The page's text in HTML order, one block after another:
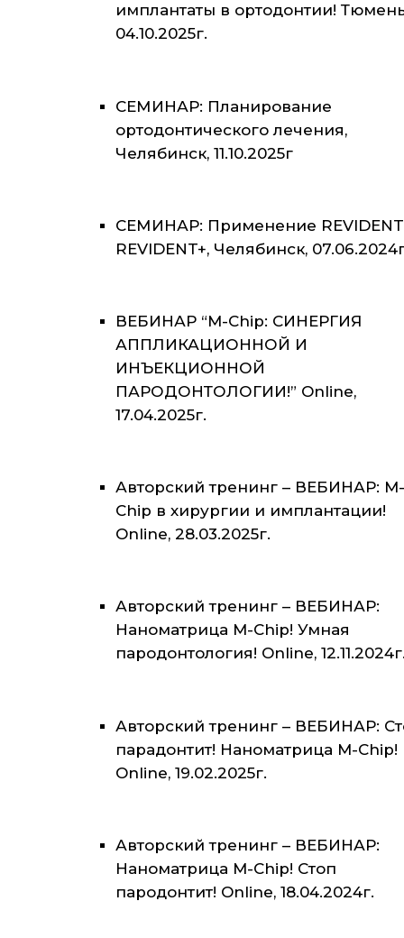
имплантаты в ортодонтии!
04.10.2025г.
СЕМИНАР: Планирование
ортодонтического лечения,
Челябинск, 11.10.2025г
СЕМИНАР: Применение
REVIDENT+, Челябинск,
ВЕБИНАР “M-Chip: СИНЕРГИЯ
АППЛИКАЦИОННОЙ И
ИНЪЕКЦИОННОЙ
ПАРОДОНТОЛОГИИ!” Online,
17.04.2025г.
Авторский тренинг – ВЕБИНАР: M-
Chip в хирургии и имплантации!
Online, 28.03.2025г.
Авторский тренинг – ВЕБИНАР:
Наноматрица M-Chip! Умная
пародонтология! Online,
Авторский тренинг – ВЕБИНАР:
парадонтит! Наноматрица M-Chip!
Online, 19.02.2025г.
Авторский тренинг – ВЕБИНАР:
Наноматрица M-Chip! Стоп
пародонтит! Online, 18.04.2024г.